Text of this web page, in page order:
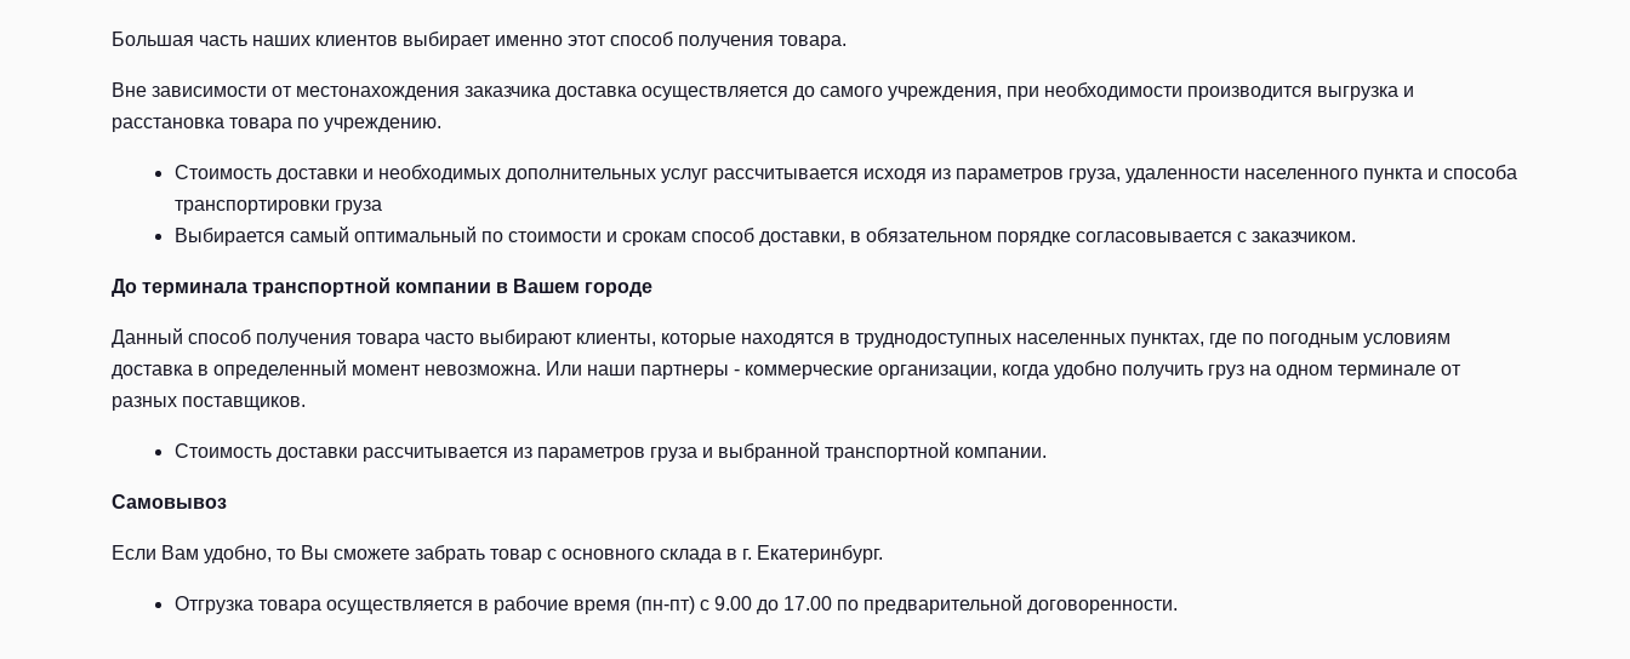
Большая часть наших клиентов выбирает именно этот способ получения товара.
Вне зависимости от местонахождения заказчика доставка осуществляется до самого учреждения, при необходимости производится выгрузка и
расстановка товара по учреждению.
Стоимость доставки и необходимых дополнительных услуг рассчитывается исходя из параметров груза, удаленности населенного пункта и способа
транспортировки груза
Выбирается самый оптимальный по стоимости и срокам способ доставки, в обязательном порядке согласовывается с заказчиком.
До терминала транспортной компании в Вашем городе
Данный способ получения товара часто выбирают клиенты, которые находятся в труднодоступных населенных пунктах, где по погодным условиям
доставка в определенный момент невозможна. Или наши партнеры - коммерческие организации, когда удобно получить груз на одном терминале от
разных поставщиков.
Стоимость доставки рассчитывается из параметров груза и выбранной транспортной компании.
Самовывоз
Если Вам удобно, то Вы сможете забрать товар с основного склада в г. Екатеринбург.
Отгрузка товара осуществляется в рабочие время (пн-пт) с 9.00 до 17.00 по предварительной договоренности.